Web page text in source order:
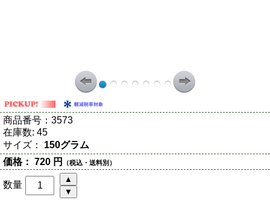
商品番号： 3573
在庫数: 45
サイズ： 150グラム
価格： 720 円 （税込・送料別）
数量